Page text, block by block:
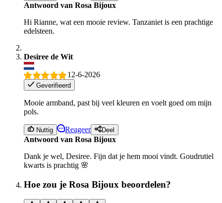
Antwoord van Rosa Bijoux
Hi Rianne, wat een mooie review. Tanzaniet is een prachtige
edelsteen.
Desiree de Wit
12-6-2026
Geverifieerd
Mooie armband, past bij veel kleuren en voelt goed om mijn
pols.
Nuttig Reageer Deel
Antwoord van Rosa Bijoux
Dank je wel, Desiree. Fijn dat je hem mooi vindt. Goudrutiel
kwarts is prachtig 🌸
Hoe zou je Rosa Bijoux beoordelen?